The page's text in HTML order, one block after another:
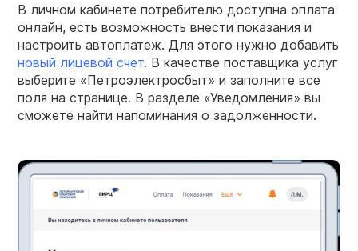
В личном кабинете потребителю доступна оплата
онлайн, есть возможность внести показания и
настроить автоплатеж. Для этого нужно добавить
новый лицевой счет. В качестве поставщика услуг
выберите «Петроэлектросбыт» и заполните все
поля на странице. В разделе «Уведомления» вы
сможете найти напоминания о задолженности.